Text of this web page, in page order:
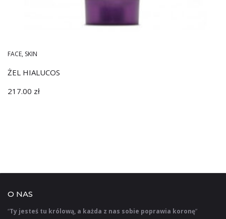
FACE, SKIN
ŻEL HIALUCOS
217.00 zł
O NAS
“Ty jesteś tu królową, a każda z nas sobie poprawia koronę”